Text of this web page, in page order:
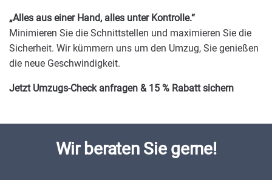
„Alles aus einer Hand, alles unter Kontrolle.“
Minimieren Sie die Schnittstellen und maximieren Sie die
Sicherheit. Wir kümmern uns um den Umzug, Sie genießen
die neue Geschwindigkeit.
Jetzt Umzugs-Check anfragen & 15 % Rabatt sichern
Wir beraten Sie gerne!